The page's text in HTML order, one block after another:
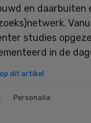
en
studies
in de
dit artikel
Personalia